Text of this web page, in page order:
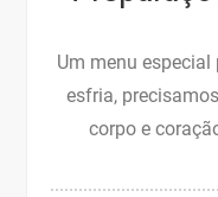
Um menu
esfria,
corpo e